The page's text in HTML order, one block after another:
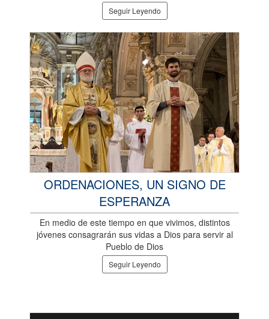
Seguir Leyendo
ORDENACIONES, UN SIGNO DE
ESPERANZA
En medio de este tiempo en que vivimos, distintos
jóvenes consagrarán sus vidas a Dios para servir al
Pueblo de Dios
Seguir Leyendo